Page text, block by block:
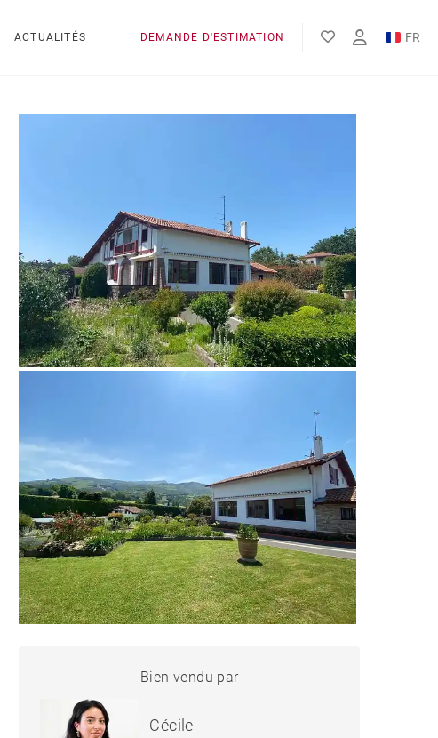
ACTUALITÉS DEMANDE D'ESTIMATION FR
EN
MAISON ASCAIN - 240 M²
Bien vendu par
Cécile